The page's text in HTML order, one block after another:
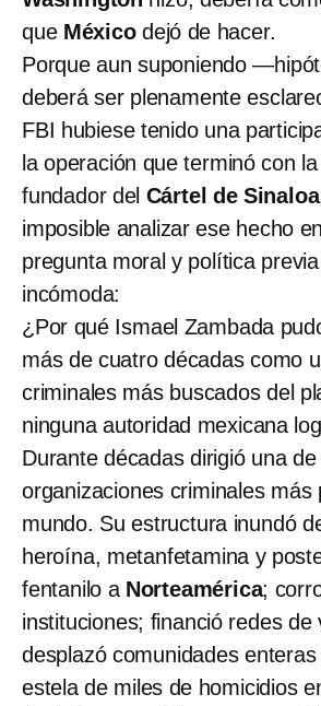
que Méxicodejó de hacer.
Porque aun suponiendo
deberá ser plenamente
FBI hubiese tenido una
la operación que terminó con
fundador del Cártel de Sinaloa
imposible analizar ese hecho
pregunta moral y política
incómoda:
¿Por qué Ismael Zambada
más de cuatro décadas como
criminales más buscados del
ninguna autoridad mexicana
Durante décadas dirigió una de
organizaciones criminales más
mundo. Su estructura inundó
heroína, metanfetamina y
fentanilo a Norteamérica;
instituciones; financió redes de
desplazó comunidades
estela de miles de homicidios